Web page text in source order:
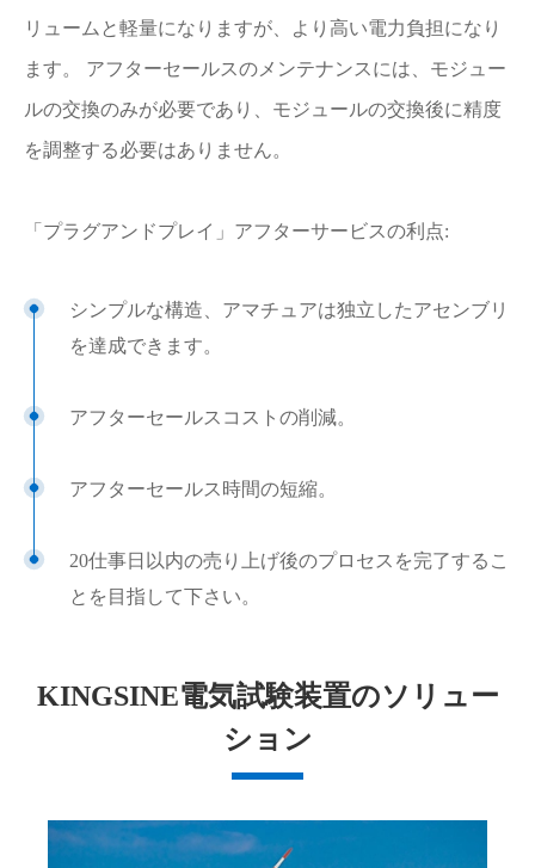
リュームと軽量になりますが、より高い電力負担になり
ます。 アフターセールスのメンテナンスには、モジュー
ルの交換のみが必要であり、モジュールの交換後に精度
を調整する必要はありません。
「プラグアンドプレイ」アフターサービスの利点:
シンプルな構造、アマチュアは独立したアセンブリ
を達成できます。
アフターセールスコストの削減。
アフターセールス時間の短縮。
20仕事日以内の売り上げ後のプロセスを完了するこ
とを目指して下さい。
KINGSINE電気試験装置のソリュー
ション